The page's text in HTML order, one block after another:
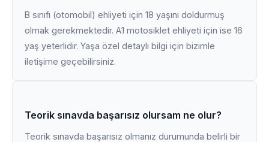
B sınıfı (otomobil) ehliyeti için 18 yaşını doldurmuş
olmak gerekmektedir. A1 motosiklet ehliyeti için ise 16
yaş yeterlidir. Yaşa özel detaylı bilgi için bizimle
iletişime geçebilirsiniz.
Teorik sınavda başarısız olursam ne olur?
Teorik sınavda başarısız olmanız durumunda belirli bir